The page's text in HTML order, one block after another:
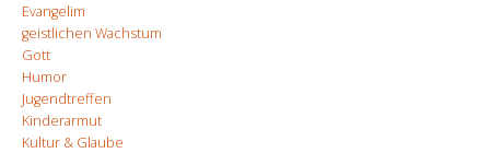
Evangelim
geistlichen Wachstum
Gott
Humor
Jugendtreffen
Kinderarmut
Kultur & Glaube